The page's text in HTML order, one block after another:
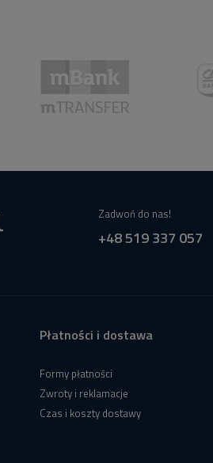
Zadwoń do nas!
+48 519 337 057
Płatności i dostawa
Formy płatności
Zwroty i reklamacje
Czas i koszty dostawy